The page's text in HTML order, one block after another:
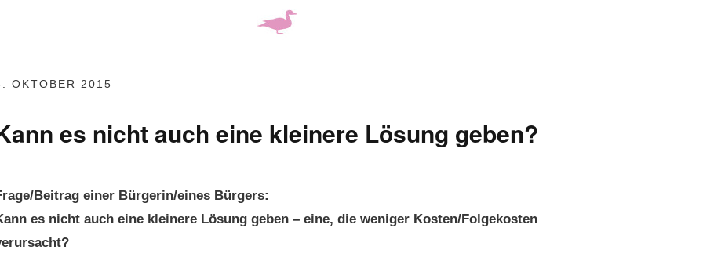
OKTOBER 2015
es nicht auch eine kleinere Lösung geben?
Beitrag ein­er Bürgerin/eines Bürgers:
es nicht auch eine kleinere Lösung geben – eine, die weniger Kosten/Folgekosten